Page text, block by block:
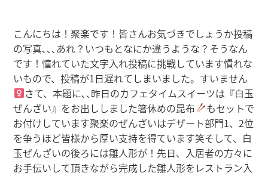
こんにちは！聚楽です！皆さんお気づきでしょうか投稿
の写真､､､あれ？いつもとなにか違うような？そうなん
です！憧れていた文字入れ投稿に挑戦しています慣れな
いもので、投稿が1日遅れてしまいました。すいません‍
さて、本題に､､昨日のカフェタイムスイーツは『白玉
ぜんざい』をお出ししました箸休めの昆布
もセットで
お付けしています聚楽のぜんざいはデザート部門1、2位
を争うほど皆様から厚い支持を得ています笑そして、白
玉ぜんざいの後ろには雛人形が！先日、入居者の方々に
お手伝いして頂きながら完成した雛人形をレストラン入